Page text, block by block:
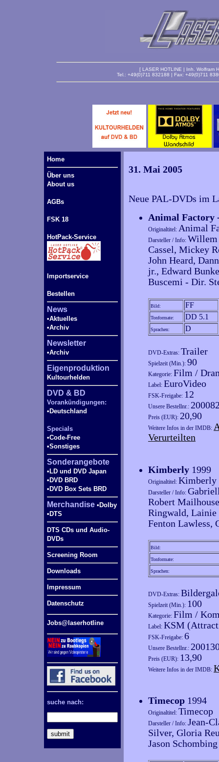
[ LASER HOTLINE | Inh. Wolfram
Tel.: +49(0)711 832188 | Fax: +49(0)711
Home
Über uns
About us
AGBs
FSK 18
HotPack-Service
Importservice
Bestellen
News
•Aktuelles
•Archiv
Newsletter
•Archiv
Eigenproduktion
Kultourhelden
DVD & BD
Vorankündigungen:
•Deutschland
Specials
•Code-Free
•Sonstiges
Sonderangebote
•LD und DVD Japan
•DVD BRD
•DVD Box Sets BRD
Merchandise •Dolby
•DTS
DTS CDs und Audio-
DVDs
Screening Room
Downloads
Impressum
Datenschutz
Jobs@laserhotline
suche nach:
31. Mai 2005
Neue PAL-DVDs im
Animal Factory
Originaltitel: Animal
Darsteller / Info: Willem
Cassel, Mickey
John Heard,
jr., Edward
Buscemi - Dir.
Bild: FF
Tonformate: DD 5.1
Sprachen: D
DVD-Extras: Trailer
Spielzeit (Min.): 90
Kategorie: Film /
Label: EuroVideo
FSK-Freigabe: 12
Unsere Bestellnr.:
Preis (EUR): 20,90
Weitere Infos in der IMDB:
Verurteilten
Kimberly 1999
Originaltitel: Kimberly
Darsteller / Info:
Robert
Ringwald, Lainie
Fenton Lawless,
Bild:
Tonformate:
Sprachen:
DVD-Extras:
Spielzeit (Min.): 100
Kategorie: Film /
Label: KSM
FSK-Freigabe: 6
Unsere Bestellnr.:
Preis (EUR): 13,90
Weitere Infos in der IMDB:
Timecop 1994
Originaltitel: Timecop
Darsteller / Info: Jean-
Silver, Gloria
Jason